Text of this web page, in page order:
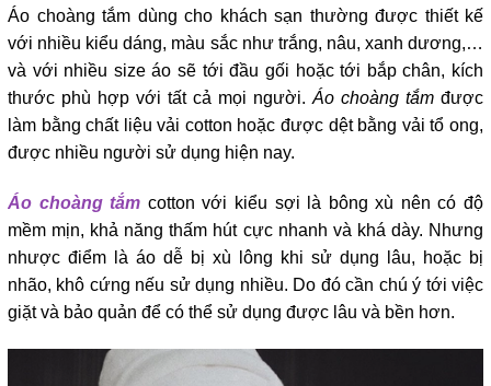
Áo choàng tắm dùng cho khách sạn thường được thiết kế
với nhiều kiểu dáng, màu sắc như trắng, nâu, xanh dương,…
và với nhiều size áo sẽ tới đầu gối hoặc tới bắp chân, kích
thước phù hợp với tất cả mọi người. Áo choàng tắm được
làm bằng chất liệu vải cotton hoặc được dệt bằng vải tổ ong,
được nhiều người sử dụng hiện nay.
Áo choàng tắm cotton với kiểu sợi là bông xù nên có độ
mềm mịn, khả năng thấm hút cực nhanh và khá dày. Nhưng
nhược điểm là áo dễ bị xù lông khi sử dụng lâu, hoặc bị
nhão, khô cứng nếu sử dụng nhiều. Do đó cần chú ý tới việc
giặt và bảo quản để có thể sử dụng được lâu và bền hơn.